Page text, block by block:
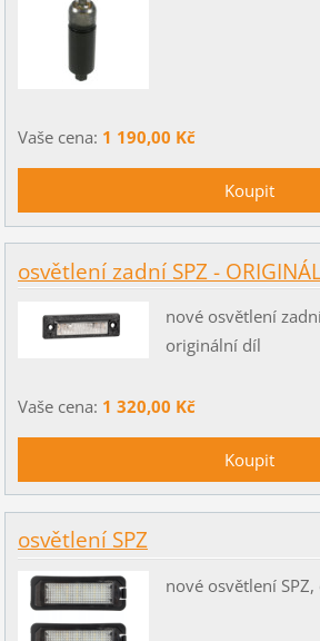
Vaše cena: 1 190,00 Kč
osvětlení zadní SPZ -
nové osvětlení
originální díl
Vaše cena: 1 320,00 Kč
osvětlení SPZ
nové osvětlení